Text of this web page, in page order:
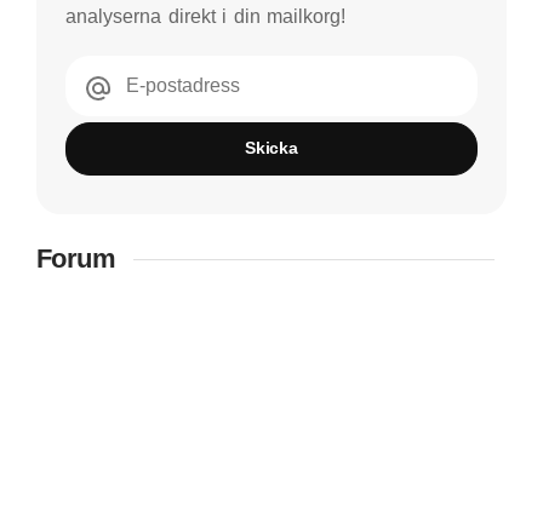
analyserna direkt i din mailkorg!
E-postadress
Skicka
Forum